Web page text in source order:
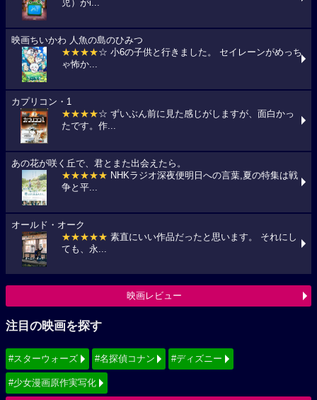
児）がi...
映画ちいかわ 人魚の島のひみつ
★★★★☆ 小6の子供と行きました。 セイレーンがめっち
ゃ怖か...
カプリコン・1
★★★★☆ ずいぶん前に見た感じがしますが、面白かっ
たです。作...
あの花が咲く丘で、君とまた出会えたら。
★★★★★ NHKラジオ深夜便明日への言葉,夏の特集は戦
争と平...
オールド・オーク
★★★★★ 素直にいい作品だったと思います。 それにし
ても、永...
映画レビュー
注目の映画を探す
#スターウォーズ #名探偵コナン #ディズニー
#少女漫画原作実写化